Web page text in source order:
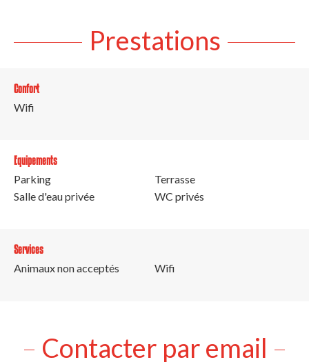
Prestations
Confort
Wifi
Equipements
Parking
Salle d'eau privée
Terrasse
WC privés
Services
Animaux non acceptés
Wifi
Contacter par email